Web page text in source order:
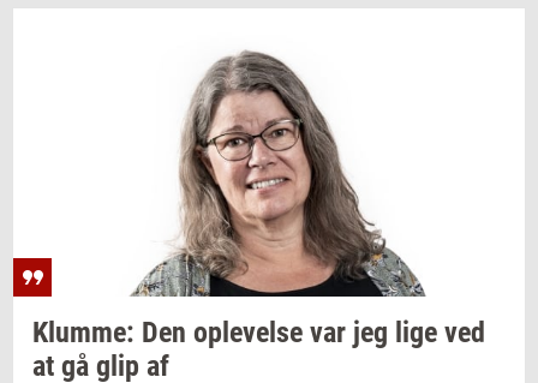
Klum­me: Den op­le­vel­se var jeg lige ved
at gå glip af